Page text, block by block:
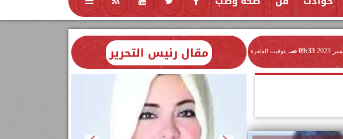
09:33 صـ بتوقيت القاهرة مقال رئيس التحرير